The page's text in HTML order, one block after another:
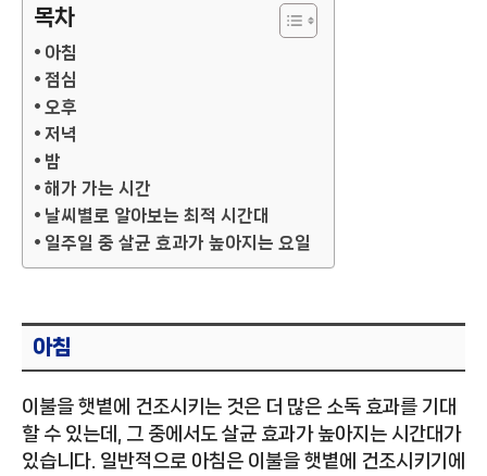
목차
아침
점심
오후
저녁
밤
해가 가는 시간
날씨별로 알아보는 최적 시간대
일주일 중 살균 효과가 높아지는 요일
아침
이불을 햇볕에 건조시키는 것은 더 많은 소독 효과를 기대
할 수 있는데, 그 중에서도 살균 효과가 높아지는 시간대가
있습니다. 일반적으로 아침은 이불을 햇볕에 건조시키기에